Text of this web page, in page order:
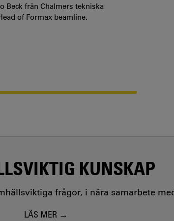
Beck från Chalmers tekniska
of Formax beamline.
KUNSKAP
frågor, i nära samarbete
LÄS MER